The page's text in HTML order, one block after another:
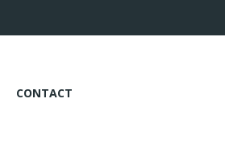
CONTACT